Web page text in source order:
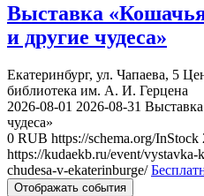
Выставка
и другие чудеса»
Екатеринбург, ул. Чапаева, 5
библиотека им. А. И. Герцена
2026-08-01 2026-08-31
чудеса»
0 RUB https://schema.org/InStock
https://kudaekb.ru/event/vystavka-
chudesa-v-ekaterinburge/
Отображать события